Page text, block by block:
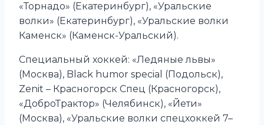
«Торнадо» (Екатеринбург), «Уральские
волки» (Екатеринбург), «Уральские волки
Каменск» (Каменск-Уральский).
Специальный хоккей: «Ледяные львы»
(Москва), Black humor special (Подольск),
Zenit – Красногорск Спец (Красногорск),
«ДоброТрактор» (Челябинск), «Йети»
(Москва), «Уральские волки спецхоккей 7–